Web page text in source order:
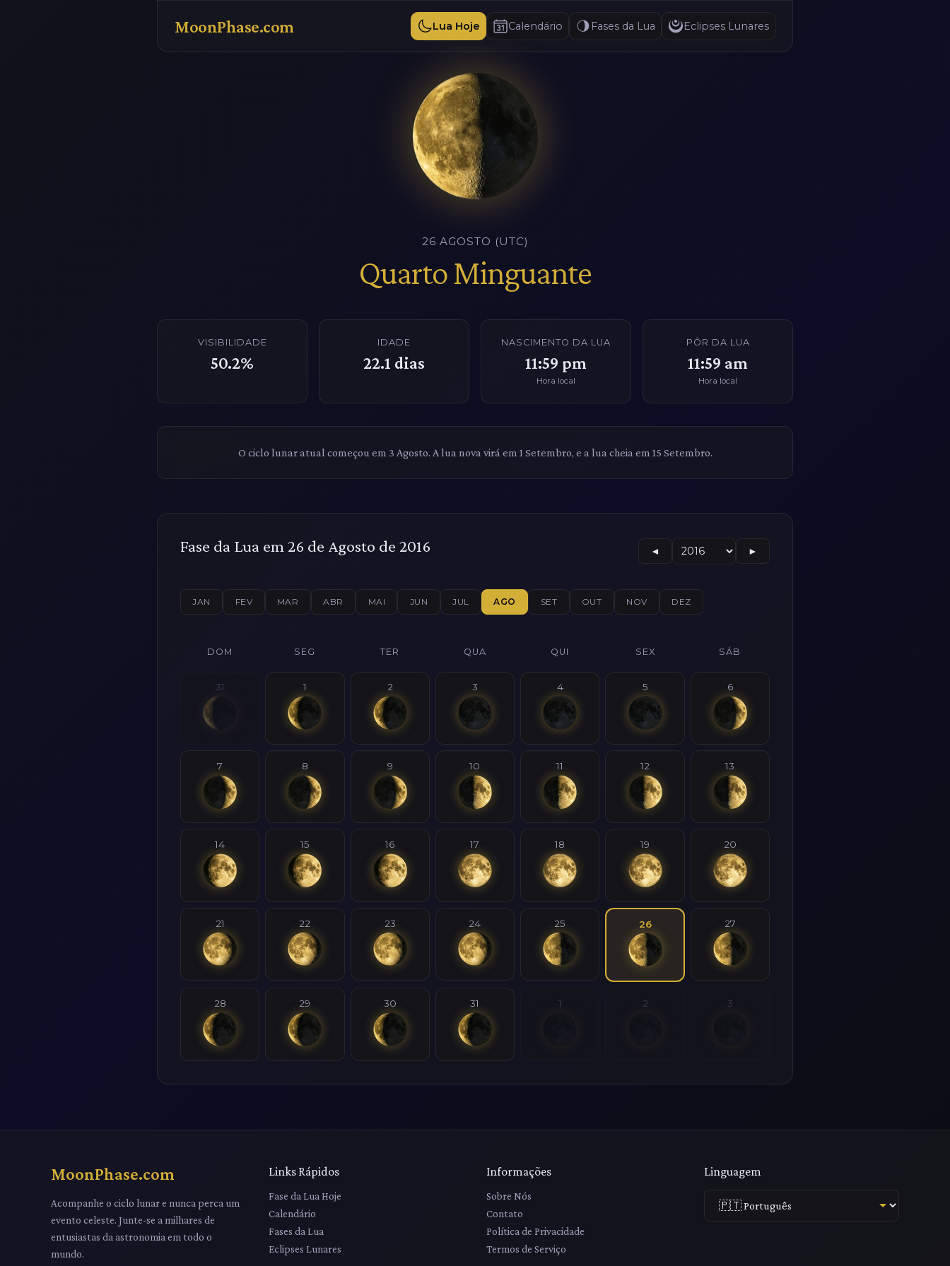
MoonPhase.com Lua Hoje Calendário Fases da Lua Eclipses Lunares
26 AGOSTO (UTC)
Quarto Minguante
VISIBILIDADE
50.2%
IDADE
22.1 dias
NASCIMENTO DA LUA
11:59 pm
Hora local
PÔR DA LUA
11:59 am
Hora local
O ciclo lunar atual começou em 3 Agosto. A lua nova virá em 1 Setembro, e a lua cheia em 15 Setembro.
Fase da Lua em 26 de Agosto de 2016 ◄ ►
JAN FEV MAR ABR MAI JUN JUL AGO SET OUT NOV DEZ
DOM SEG TER QUA QUI SEX SÁB
31 1 2 3 4 5 6
7 8 9 10 11 12 13
14 15 16 17 18 19 20
21 22 23 24 25 26 27
28 29 30 31 1 2 3
MoonPhase.com
Acompanhe o ciclo lunar e nunca perca um
evento celeste. Junte-se a milhares de
entusiastas da astronomia em todo o
mundo.
Links Rápidos
Fase da Lua Hoje
Calendário
Fases da Lua
Eclipses Lunares
Informações
Sobre Nós
Contato
Política de Privacidade
Termos de Serviço
Linguagem